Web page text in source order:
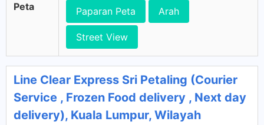
Peta Paparan Peta Arah
Street View
Line Clear Express Sri Petaling (Courier
Service , Frozen Food delivery , Next day
delivery), Kuala Lumpur, Wilayah